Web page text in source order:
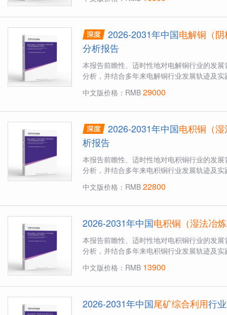
2026-2031年中国电解铜（
分析报告
本报告前瞻性、适时性地对电解铜行业的发
分析，并结合多年来电解铜行业发展轨迹及
中文版价格：RMB29000
2026-2031年中国电积铜（
析报告
本报告前瞻性、适时性地对电积铜行业的发
分析，并结合多年来电积铜行业发展轨迹及
中文版价格：RMB22800
2026-2031年中国电积铜（湿法冶
本报告前瞻性、适时性地对电积铜行业的发
分析，并结合多年来电积铜行业发展轨迹及
中文版价格：RMB 13900
2026-2031年中国尾矿综合利用行